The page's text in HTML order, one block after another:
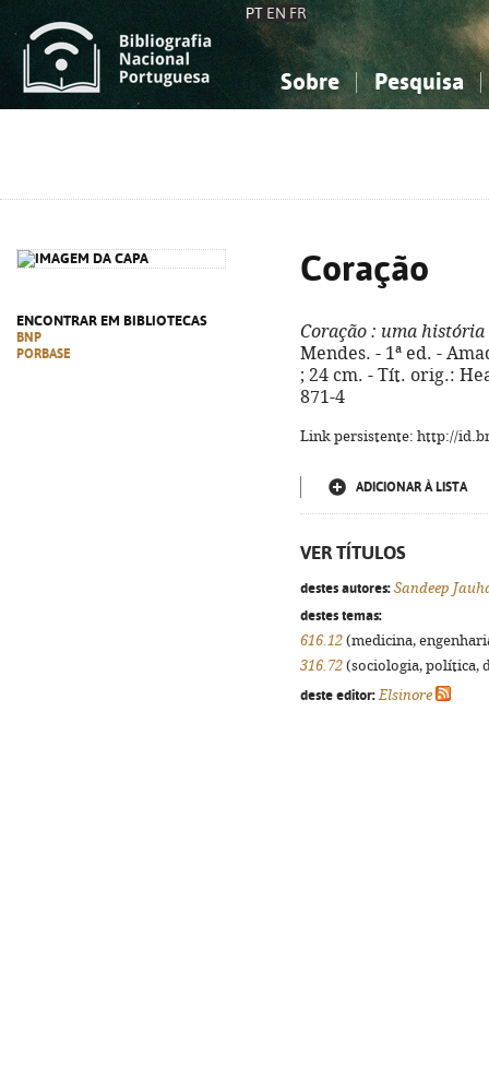
PT EN FR
Sobre Pesquisa
ENCONTRAR EM BIBLIOTECAS
BNP
PORBASE
Coração
Coração : uma história
Mendes. - 1ª ed. -
; 24 cm. - Tít. orig.:
871-4
Link persistente: http://
ADICIONAR À LISTA
VER TÍTULOS
destes autores: Sandeep
destes temas:
616.12 (medicina,
316.72 (sociologia, política,
deste editor: Elsinore